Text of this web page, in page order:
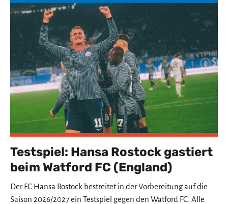
Testspiel: Hansa Rostock gastiert
beim Watford FC (England)
Der FC Hansa Rostock bestreitet in der Vorbereitung auf die
Saison 2026/2027 ein Testspiel gegen den Watford FC. Alle